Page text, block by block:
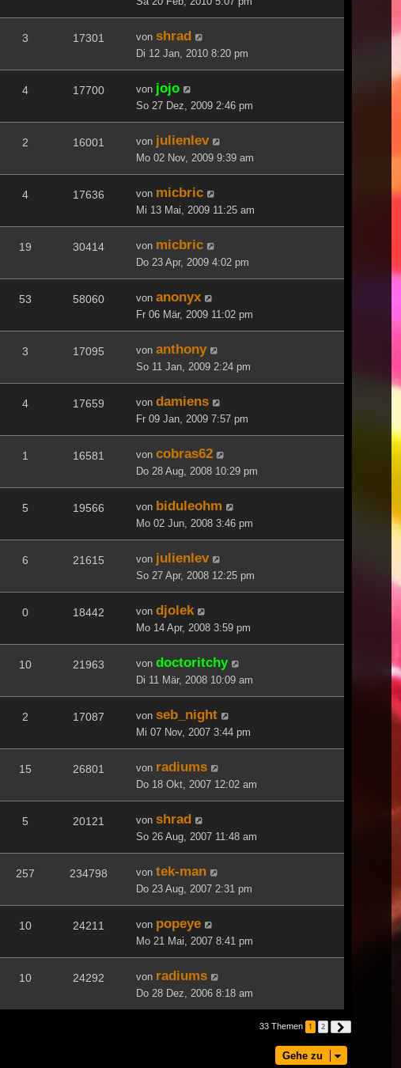
3 17301 von shrad
Di 12 Jan, 2010 8:20 pm
4 17700 von jojo
So 27 Dez, 2009 2:46 pm
2 16001 von julienlev
Mo 02 Nov, 2009 9:39 am
4 17636 von micbric
Mi 13 Mai, 2009 11:25 am
19 30414 von micbric
Do 23 Apr, 2009 4:02 pm
53 58060 von anonyx
Fr 06 Mär, 2009 11:02 pm
3 17095 von anthony
So 11 Jan, 2009 2:24 pm
4 17659 von damiens
Fr 09 Jan, 2009 7:57 pm
1 16581 von cobras62
Do 28 Aug, 2008 10:29 pm
5 19566 von biduleohm
Mo 02 Jun, 2008 3:46 pm
6 21615 von julienlev
So 27 Apr, 2008 12:25 pm
0 18442 von djolek
Mo 14 Apr, 2008 3:59 pm
10 21963 von doctoritchy
Di 11 Mär, 2008 10:09 am
2 17087 von seb_night
Mi 07 Nov, 2007 3:44 pm
15 26801 von radiums
Do 18 Okt, 2007 12:02 am
5 20121 von shrad
So 26 Aug, 2007 11:48 am
257 234798 von tek-man
Do 23 Aug, 2007 2:31 pm
10 24211 von popeye
Mo 21 Mai, 2007 8:41 pm
10 24292 von radiums
Do 28 Dez, 2006 8:18 am
33 Themen 1 2
Gehe zu